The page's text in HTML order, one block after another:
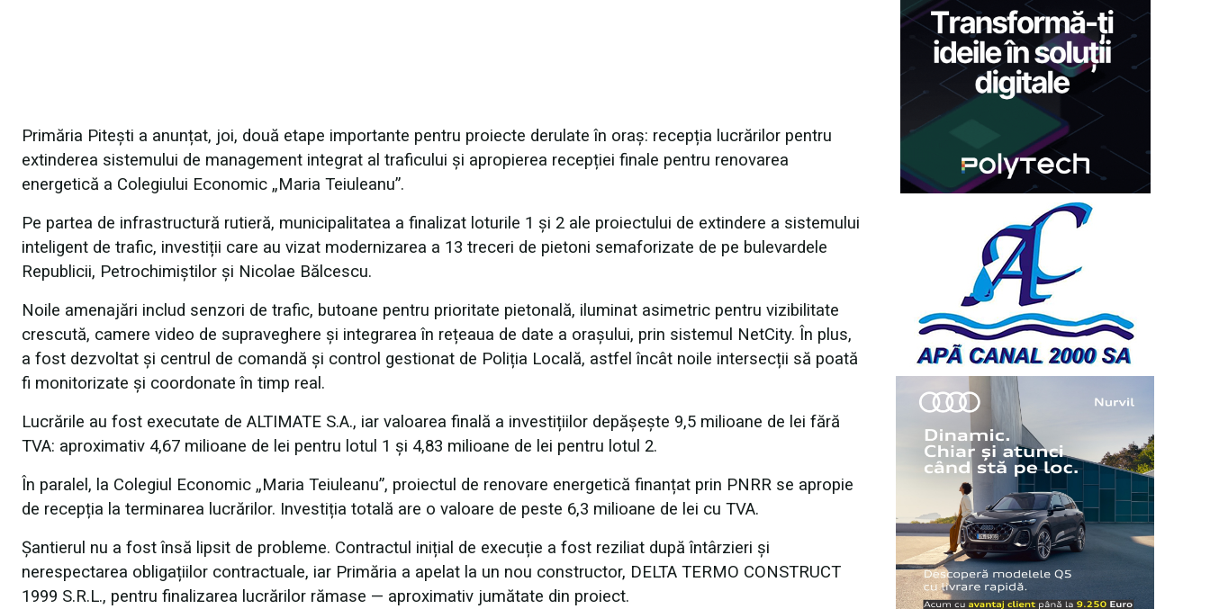
Primăria Pitești a anunțat, joi, două etape importante pentru proiecte derulate în oraș: recepția lucrărilor pentru
extinderea sistemului de management integrat al traficului și apropierea recepției finale pentru renovarea
energetică a Colegiului Economic „Maria Teiuleanu”.
Pe partea de infrastructură rutieră, municipalitatea a finalizat loturile 1 și 2 ale proiectului de extindere a sistemului
inteligent de trafic, investiții care au vizat modernizarea a 13 treceri de pietoni semaforizate de pe bulevardele
Republicii, Petrochimiștilor și Nicolae Bălcescu.
Noile amenajări includ senzori de trafic, butoane pentru prioritate pietonală, iluminat asimetric pentru vizibilitate
crescută, camere video de supraveghere și integrarea în rețeaua de date a orașului, prin sistemul NetCity. În plus,
a fost dezvoltat și centrul de comandă și control gestionat de Poliția Locală, astfel încât noile intersecții să poată
fi monitorizate și coordonate în timp real.
Lucrările au fost executate de ALTIMATE S.A., iar valoarea finală a investițiilor depășește 9,5 milioane de lei fără
TVA: aproximativ 4,67 milioane de lei pentru lotul 1 și 4,83 milioane de lei pentru lotul 2.
În paralel, la Colegiul Economic „Maria Teiuleanu”, proiectul de renovare energetică finanțat prin PNRR se apropie
de recepția la terminarea lucrărilor. Investiția totală are o valoare de peste 6,3 milioane de lei cu TVA.
Șantierul nu a fost însă lipsit de probleme. Contractul inițial de execuție a fost reziliat după întârzieri și
nerespectarea obligațiilor contractuale, iar Primăria a apelat la un nou constructor, DELTA TERMO CONSTRUCT
1999 S.R.L., pentru finalizarea lucrărilor rămase — aproximativ jumătate din proiect.